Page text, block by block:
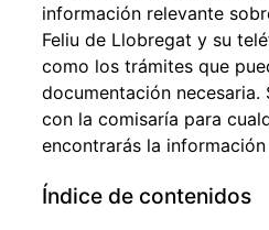
información relevante
Feliu de Llobregat y su
como los trámites que
documentación
con la comisaría para
encontrarás la
Índice de contenidos